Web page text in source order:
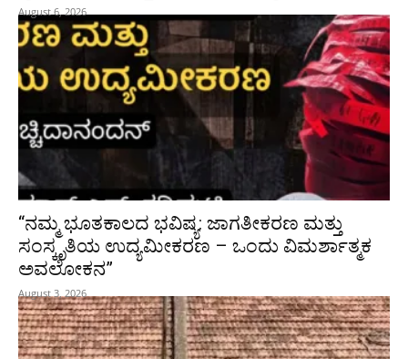
August 6, 2026
“ನಮ್ಮ ಭೂತಕಾಲದ ಭವಿಷ್ಯ: ಜಾಗತೀಕರಣ ಮತ್ತು
ಸಂಸ್ಕೃತಿಯ ಉದ್ಯಮೀಕರಣ – ಒಂದು ವಿಮರ್ಶಾತ್ಮಕ
ಅವಲೋಕನ”
August 3, 2026